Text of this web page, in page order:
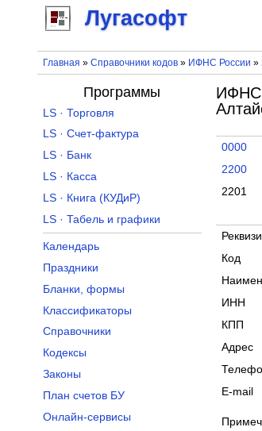
Лугасофт
Главная » Справочники кодов» ИФНС России »
ИФНС
0000
2200
2201
Код
ИНН
КПП
Адрес
E-mail
Программы
LS · Торговля
LS · Счет-фактура
LS · Банк
LS · Касса
LS · Книга (КУДиР)
LS · Табель и графики
Календарь
Праздники
Бланки, формы
Классификаторы
Справочники
Кодексы
Законы
План счетов БУ
Онлайн-сервисы